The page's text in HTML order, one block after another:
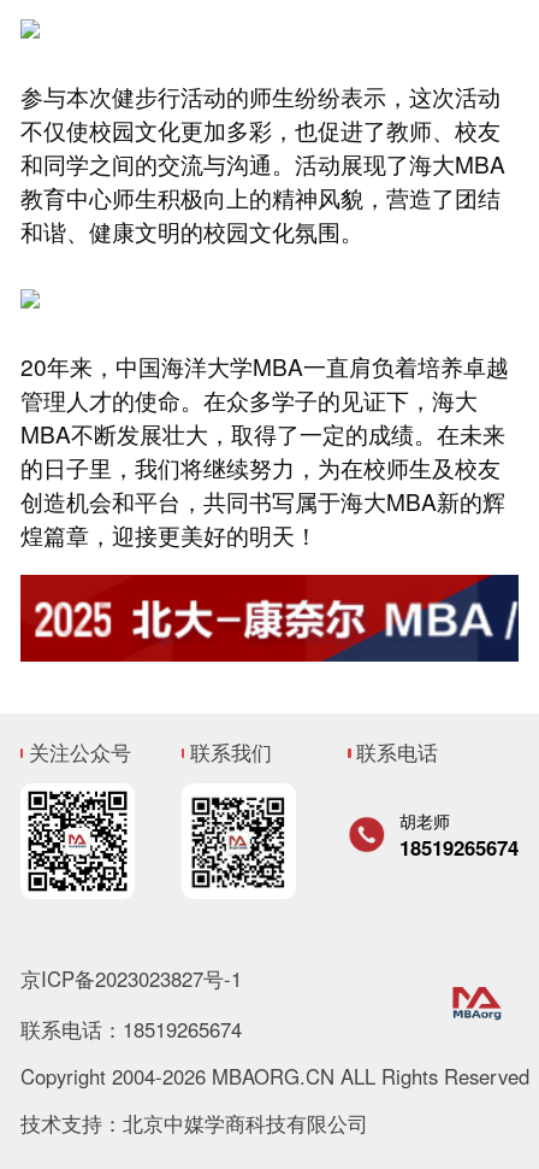
参与本次健步行活动的师生纷纷表示，这次活动
不仅使校园文化更加多彩，也促进了教师、校友
和同学之间的交流与沟通。活动展现了海大MBA
教育中心师生积极向上的精神风貌，营造了团结
和谐、健康文明的校园文化氛围。
20年来，中国海洋大学MBA一直肩负着培养卓越
管理人才的使命。在众多学子的见证下，海大
MBA不断发展壮大，取得了一定的成绩。在未来
的日子里，我们将继续努力，为在校师生及校友
创造机会和平台，共同书写属于海大MBA新的辉
煌篇章，迎接更美好的明天！
关注公众号 联系我们 联系电话
胡老师
18519265674
京ICP备2023023827号-1
联系电话：18519265674
Copyright 2004-2026 MBAORG.CN ALL Rights Reserved
技术支持：北京中媒学商科技有限公司